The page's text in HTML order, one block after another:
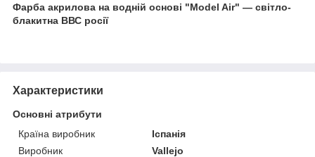
Фарба акрилова на водній основі "Model Air" — світло-
блакитна ВВС росії
Характеристики
Основні атрибути
Країна виробник
Іспанія
Виробник
Vallejo